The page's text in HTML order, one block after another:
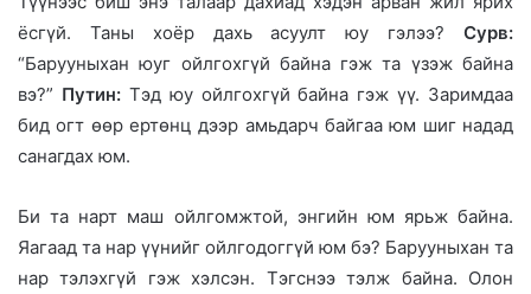
ёсгүй. Таны хоёр дахь асуулт юу гэлээ? Сурв:
“Барууныхан юуг ойлгохгүй байна гэж та үзэж байна
вэ?” Путин:Тэд юу ойлгохгүй байна гэж үү. Заримдаа
бид огт өөр ертөнц дээр амьдарч байгаа юм шиг надад
санагдах юм.
Би та нарт маш ойлгомжтой, энгийн юм ярьж байна.
Яагаад та нар үүнийг ойлгодоггүй юм бэ? Барууныхан та
нар тэлэхгүй гэж хэлсэн. Тэгснээ тэлж байна. Олон